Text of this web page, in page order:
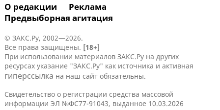
О редакции
Реклама
Предвыборная агитация
© ЗАКС.Ру, 2002—2026.
Все права защищены. [18+]
При использовании материалов ЗАКС.Ру на других
ресурсах указание "ЗАКС.Ру" как источника и активная
гиперссылка на наш сайт обязательны.
Свидетельство о регистрации средства массовой
информации ЭЛ №ФС77-91043, выданное 10.03.2026